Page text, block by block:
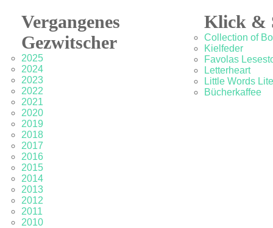
Vergangenes
Gezwitscher
2025
2024
2023
2022
2021
2020
2019
2018
2017
2016
2015
2014
2013
2012
2011
2010
Klick &
Collection of
Kielfeder
Favolas
Letterheart
Little Words
Bücherkaffee